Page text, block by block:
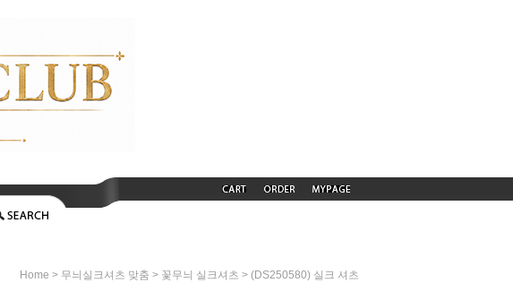
Home > 무늬실크셔츠 맞춤 > 꽃무늬 실크셔츠 > (DS250580) 실크 셔츠